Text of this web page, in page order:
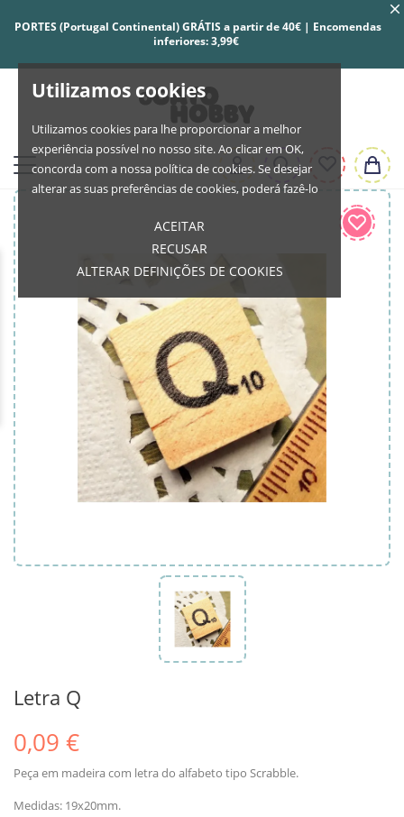
Utilizamos cookies
Utilizamos cookies para lhe proporcionar a melhor
experiência possível no nosso site. Ao clicar em OK,
concorda com a nossa política de cookies. Se desejar
alterar as suas preferências de cookies, poderá fazê-lo
ACEITAR
RECUSAR
ALTERAR DEFINIÇÕES DE COOKIES
PORTES (Portugal Continental) GRÁTIS a partir de 40€ | Encomendas
inferiores: 3,99€
Letra Q
0,09 €
Peça em madeira com letra do alfabeto tipo Scrabble.
Medidas: 19x20mm.